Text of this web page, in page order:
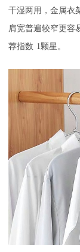
干湿两用，金属衣
肩宽普遍较窄更容
荐指数 1颗星。